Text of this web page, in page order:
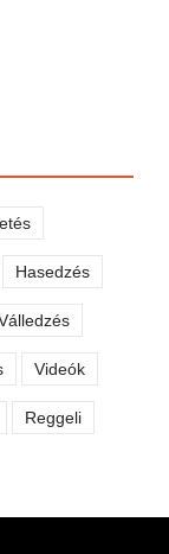
Hasedzés
Videók
Reggeli